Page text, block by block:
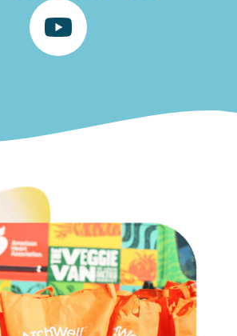
YouTube